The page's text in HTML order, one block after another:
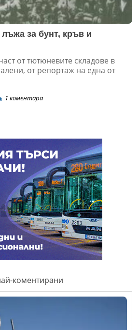
за бунт, кръв и
от тютюневите складове в
от репортаж на една от
1 коментара
коментирани